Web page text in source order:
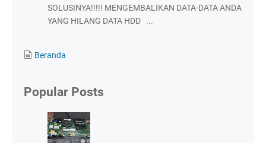
SOLUSINYA!!!!! MENGEMBALIKAN DATA-DATA ANDA
YANG HILANG DATA HDD ...
Beranda
Popular Posts